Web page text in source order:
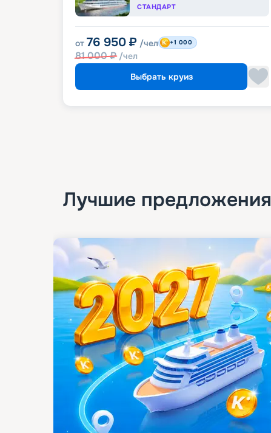
СТАНДАРТ
от 76 950 ₽ /чел
81 000₽ /чел
+1 000
Выбрать круиз
Лучшие предложения